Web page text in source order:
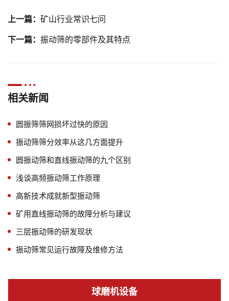
上一篇： 矿山行业常识七问
下一篇： 振动筛的零部件及其特点
相关新闻
圆振筛筛网损坏过快的原因
振动筛筛分效率从这几方面提升
圆振动筛和直线振动筛的九个区别
浅谈高频振动筛工作原理
高新技术成就新型振动筛
矿用直线振动筛的故障分析与建议
三层振动筛的研发现状
振动筛常见运行故障及维修方法
球磨机设备